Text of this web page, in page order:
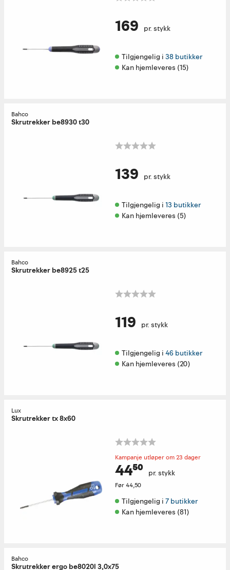
169 pr. stykk
Tilgjengelig i 38 butikker
Kan hjemleveres (15)
Bahco
Skrutrekker be8930 t30
139 pr. stykk
Tilgjengelig i 13 butikker
Kan hjemleveres (5)
Bahco
Skrutrekker be8925 t25
119 pr. stykk
Tilgjengelig i 46 butikker
Kan hjemleveres (20)
Lux
Skrutrekker tx 8x60
Kampanje utløper om 23 dager
44⁵⁰ pr. stykk
Før44,50
Tilgjengelig i 7 butikker
Kan hjemleveres (81)
Bahco
Skrutrekker ergo be8020l 3,0x75